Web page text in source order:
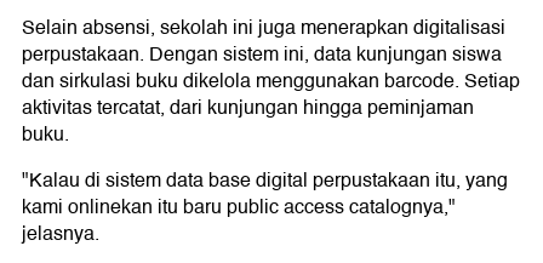
Selain absensi, sekolah ini juga menerapkan digitalisasi
perpustakaan. Dengan sistem ini, data kunjungan siswa
dan sirkulasi buku dikelola menggunakan barcode. Setiap
aktivitas tercatat, dari kunjungan hingga peminjaman
buku.
"Kalau di sistem data base digital perpustakaan itu, yang
kami onlinekan itu baru public access catalognya,"
jelasnya.